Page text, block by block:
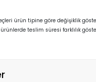
ürün tipine göre değişiklik
teslim süresi farklılık